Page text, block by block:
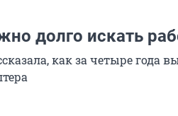
долго искать
как за четыре года